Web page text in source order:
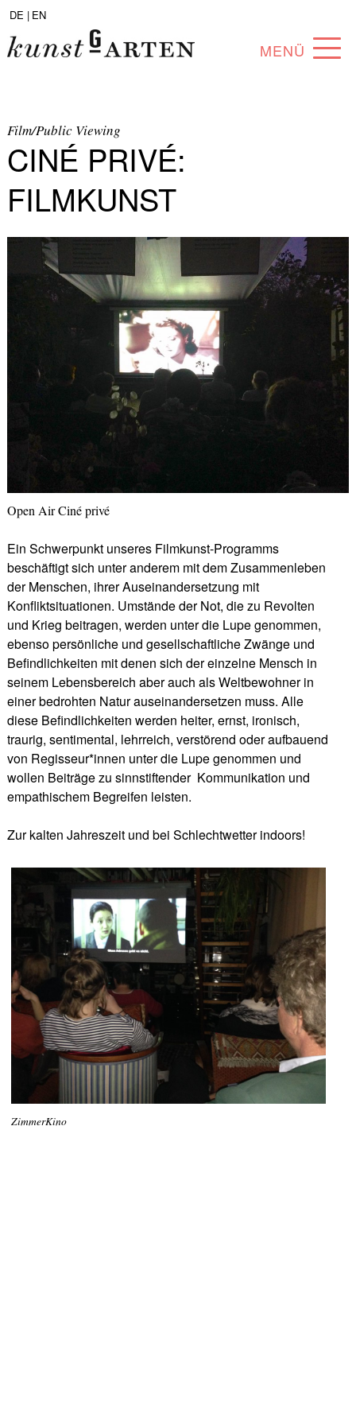
DE | EN
MENÜ
SAMMLUNG
KÜNSTLER*INNEN
PARTNER*INNEN
ANGEBOTE
Film/Public Viewing
CINÉ PRIVÉ:
FILMKUNST
Open Air Ciné privé
Ein Schwerpunkt unseres Filmkunst-Programms
beschäftigt sich unter anderem mit dem Zusammenleben
der Menschen, ihrer Auseinandersetzung mit
Konfliktsituationen. Umstände der Not, die zu Revolten
und Krieg beitragen, werden unter die Lupe genommen,
ebenso persönliche und gesellschaftliche Zwänge und
Befindlichkeiten mit denen sich der einzelne Mensch in
seinem Lebensbereich aber auch als Weltbewohner in
einer bedrohten Natur auseinandersetzen muss. Alle
diese Befindlichkeiten werden heiter, ernst, ironisch,
traurig, sentimental, lehrreich, verstörend oder aufbauend
von Regisseur*innen unter die Lupe genommen und
wollen Beiträge zu sinnstiftender Kommunikation und
empathischem Begreifen leisten.
Zur kalten Jahreszeit und bei Schlechtwetter indoors!
ZimmerKino